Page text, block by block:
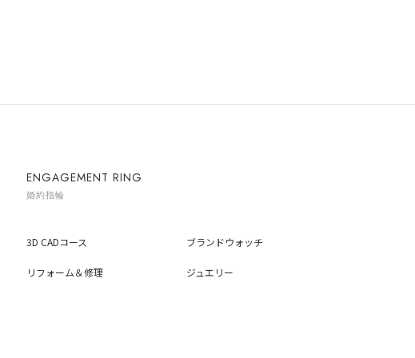
ENGAGEMENT RING
婚約指輪
3D CADコース
リフォーム＆修理
ブランドウォッチ
ジュエリー